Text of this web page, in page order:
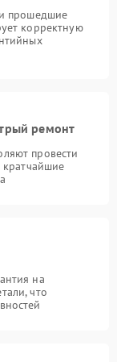
прошедшие
корректную
ремонт
провести
кратчайшие
на
что